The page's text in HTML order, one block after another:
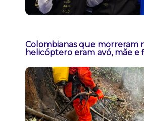
Colombianas que morreram
helicóptero eram avó, mãe e